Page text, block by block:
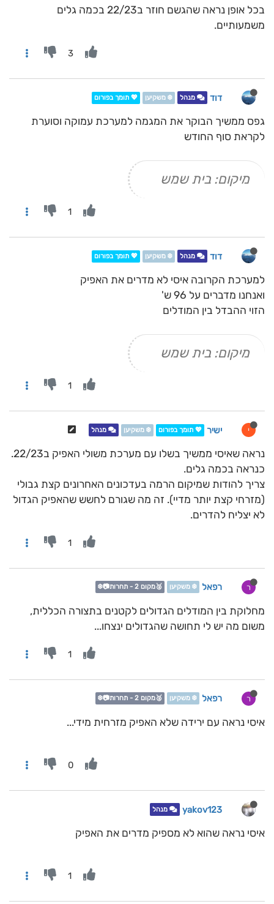
בכל אופן נראה שהגשם חוזר ב22/23 בכמה גלים
משמעותיים.
3
דוד מנהל ❄️ משקיען 💖 תומך בפורום
גפס ממשיך הבוקר את המגמה למערכת עמוקה וסוערת
לקראת סוף החודש
מיקום: בית שמש
1
דוד מנהל ❄️ משקיען 💖 תומך בפורום
למערכת הקרובה איסי לא מדרים את האפיק
ואנחנו מדברים על 96 ש'
הזוי ההבדל בין המודלים
מיקום: בית שמש
1
י ישיר 💖 תומך בפורום ❄️ משקיען מנהל
נראה שאיסי ממשיך בשלו עם מערכת משולי האפיק ב22/23.
כנראה בכמה גלים.
צריך להודות שמיקום הרמה בעדכונים האחרונים קצת גבולי
(מזרחי קצת יותר מדיי). זה מה שגורם לחשש שהאפיק הגדול
לא יצליח להדרים.
1
ר רפאל ❄️ משקיען 🥈מקום 2 - תחרות📷❄️
מחלוקת בין המודלים הגדולים לקטנים בתצורה הכללית,
משום מה יש לי תחושה שהגדולים ינצחו...
1
ר רפאל ❄️ משקיען 🥈מקום 2 - תחרות📷❄️
איסי נראה עם ירידה שלא האפיק מזרחית מידי...
0
yakov123 מנהל
איסי נראה שהוא לא מספיק מדרים את האפיק
1